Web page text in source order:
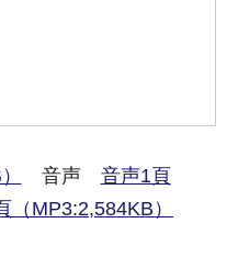
音声 音声1頁
（MP3:2,584KB）